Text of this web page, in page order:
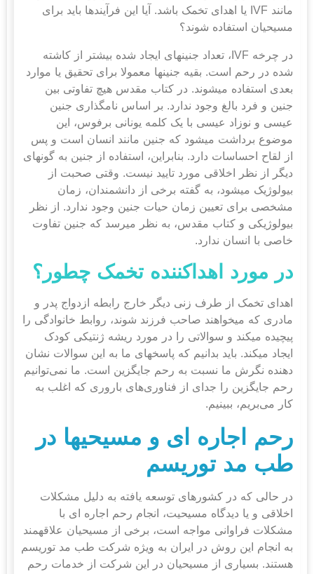
مانند IVF یا اهدای تخمک باشد. آیا این فرآیندها باید برای
مسیحیان استفاده شوند؟
در چرخه IVF، تعداد جنین‎های ایجاد شده بیشتر از کاشته
شده در رحم است. بقیه جنین‎ها معمولا برای تحقیق یا موارد
بعدی استفاده می‎شوند. در کتاب مقدس هیچ تفاوتی بین
جنین و فرد بالغ وجود ندارد. بر اساس نامگذاری جنین
عیسی و نوزاد عیسی با یک کلمه یونانی برفوس، این
موضوع برداشت می‎شود که جنین مانند انسان است و پس
از لقاح احساسات دارد. بنابراین، استفاده از جنین به گونه‎ای
دیگر از نظر اخلاقی مورد تایید نیست. وقتی صحبت از
بیولوژیک می‎شود، به گفته برخی از دانشمندان، زمان
مشخصی برای تعیین زمان حیات جنین وجود ندارد. از نظر
بیولوژیکی و کتاب مقدس، به نظر می‎رسد که جنین تفاوت
خاصی با انسان ندارد.
در مورد اهداکننده تخمک چطور؟
اهدای تخمک از طرف زنی دیگر خارج رابطه ازدواج پدر و
مادری که می‎خواهند صاحب فرزند شوند، روابط خانوادگی را
پیچیده می‎کند و سوالاتی را در مورد ریشه ژنتیکی کودک
ایجاد می‎کند. باید بدانیم که پاسخ‎های ما به این سوالات نشان
دهنده نگرش ما نسبت به رحم جایگزین است. ما نمی‌توانیم
رحم جایگزین را جدای از فناوری‌های باروری که اغلب به
کار می‌بریم، ببینیم.
رحم اجاره ای و مسیحی‎ها در
طب مد توریسم
در حالی که در کشورهای توسعه یافته به دلیل مشکلات
اخلاقی و یا دیدگاه مسیحیت، انجام رحم اجاره ای با
مشکلات فراوانی مواجه است، برخی از مسیحیان علاقه‎مند
به انجام این روش در ایران به ویژه شرکت طب مد توریسم
هستند. بسیاری از مسیحیان در این شرکت از خدمات رحم